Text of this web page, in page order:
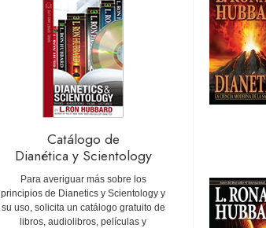
Catálogo de
Dianética y Scientology
Para averiguar más sobre los
principios de Dianetics y Scientology y
su uso, solicita un catálogo gratuito de
libros, audiolibros, películas y